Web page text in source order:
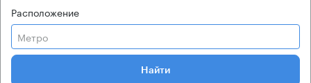
Расположение
Метро
Найти